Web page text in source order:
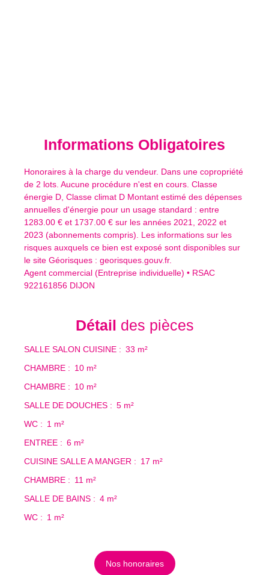
Informations Obligatoires
Honoraires à la charge du vendeur. Dans une copropriété
de 2 lots. Aucune procédure n'est en cours. Classe
énergie D, Classe climat D Montant estimé des dépenses
annuelles d'énergie pour un usage standard : entre
1283.00 € et 1737.00 € sur les années 2021, 2022 et
2023 (abonnements compris). Les informations sur les
risques auxquels ce bien est exposé sont disponibles sur
le site Géorisques : georisques.gouv.fr.
Agent commercial (Entreprise individuelle) • RSAC
922161856 DIJON
Détail des pièces
SALLE SALON CUISINE : 33 m²
CHAMBRE : 10 m²
CHAMBRE : 10 m²
SALLE DE DOUCHES : 5 m²
WC : 1 m²
ENTREE : 6 m²
CUISINE SALLE A MANGER : 17 m²
CHAMBRE : 11 m²
SALLE DE BAINS : 4 m²
WC : 1 m²
Nos honoraires